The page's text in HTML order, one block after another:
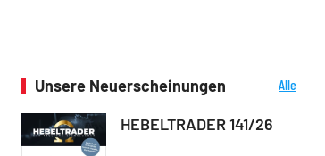
Unsere Neuerscheinungen
Alle
HEBELTRADER 141/26